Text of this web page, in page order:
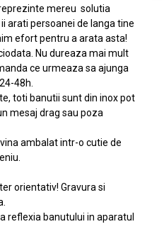
mereu solutia
arati persoanei de langa tine
efort pentru a arata asta!
Nu dureaza mai mult
ce urmeaza sa ajunga
48h.
toti banutii sunt din inox pot
mesaj drag sau poza
ambalat intr-o cutie de
orientativ! Gravura si
reflexia banutului in aparatul